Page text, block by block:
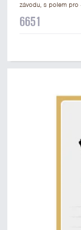
závodu, s polem pro
Papírový diplom s
6651